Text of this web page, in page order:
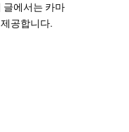
글에서는 카마
공합니다.